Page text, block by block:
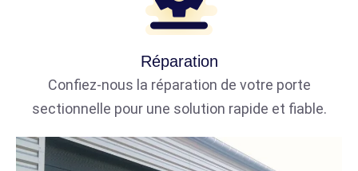
Réparation
Confiez-nous la réparation de votre porte
sectionnelle pour une solution rapide et fiable.